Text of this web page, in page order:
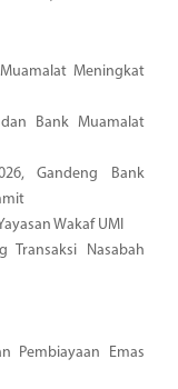
Meningkat
Bank Muamalat
Gandeng Bank
Wakaf UMI
Transaksi Nasabah
Pembiayaan Emas